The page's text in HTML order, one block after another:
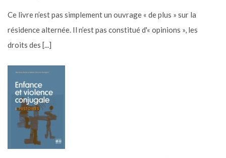
Ce livre n’est pas simplement un ouvrage « de plus » sur la
résidence alternée. Il n’est pas constitué d'« opinions », les
droits des [...]